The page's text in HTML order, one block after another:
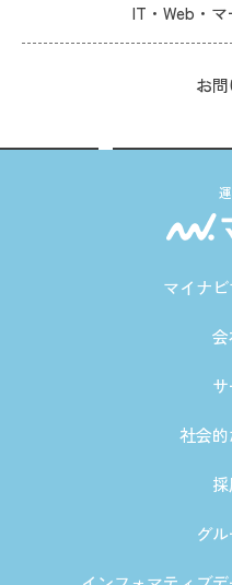
IT・Web・
お
マイナ
社会
グ